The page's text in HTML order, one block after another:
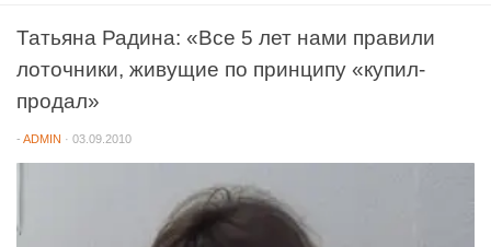
Татьяна Радина: «Все 5 лет нами правили
лоточники, живущие по принципу «купил-
продал»
- ADMIN · 03.09.2010